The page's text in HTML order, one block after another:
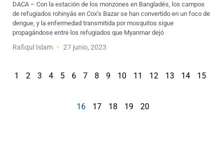
DACA – Con la estación de los monzones en Bangladés, los campos
de refugiados rohinyás en Cox’s Bazar se han convertido en un foco de
dengue, y la enfermedad transmitida por mosquitos sigue
propagándose entre los refugiados que Myanmar dejó
Rafiqul Islam 27 junio, 2023
1 2 3 4 5 6 7 8 9 10 11 12 13 14 15
16 17 18 19 20